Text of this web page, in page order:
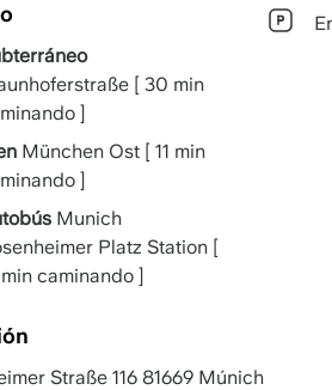
[ 30 min
]
München Ost [ 11 min
]
Munich
Platz Station [
min caminando ]
Straße 116 81669 Múnich